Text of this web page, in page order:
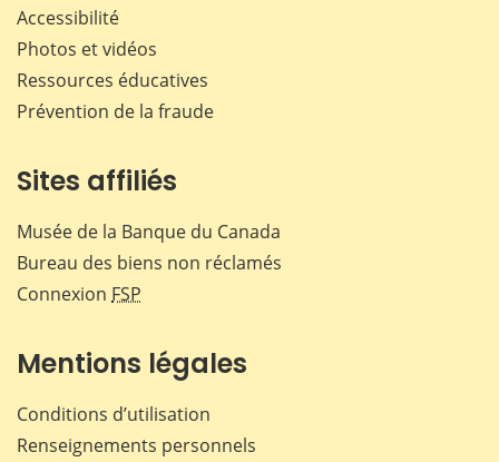
Accessibilité
Photos et vidéos
Ressources éducatives
Prévention de la fraude
Sites affiliés
Musée de la Banque du Canada
Bureau des biens non réclamés
Connexion FSP
Mentions légales
Conditions d’utilisation
Renseignements personnels